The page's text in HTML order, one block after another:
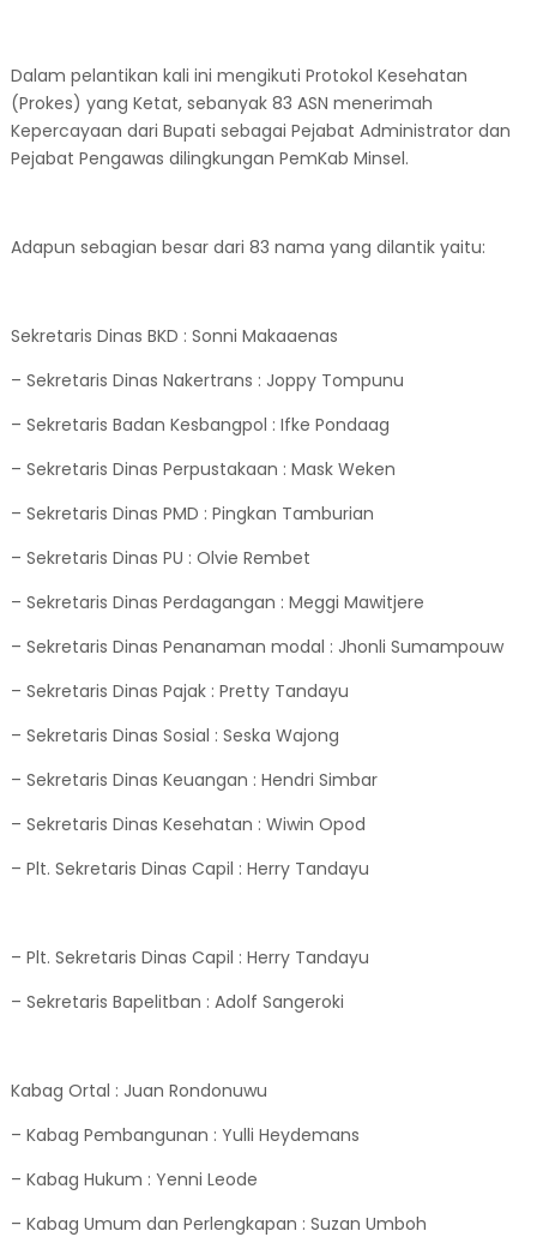
Dalam pelantikan kali ini mengikuti Protokol Kesehatan
(Prokes) yang Ketat, sebanyak 83 ASN menerimah
Kepercayaan dari Bupati sebagai Pejabat Administrator dan
Pejabat Pengawas dilingkungan PemKab Minsel.
Adapun sebagian besar dari 83 nama yang dilantik yaitu:
Sekretaris Dinas BKD : Sonni Makaaenas
– Sekretaris Dinas Nakertrans : Joppy Tompunu
– Sekretaris Badan Kesbangpol : Ifke Pondaag
– Sekretaris Dinas Perpustakaan : Mask Weken
– Sekretaris Dinas PMD : Pingkan Tamburian
– Sekretaris Dinas PU : Olvie Rembet
– Sekretaris Dinas Perdagangan : Meggi Mawitjere
– Sekretaris Dinas Penanaman modal : Jhonli Sumampouw
– Sekretaris Dinas Pajak : Pretty Tandayu
– Sekretaris Dinas Sosial : Seska Wajong
– Sekretaris Dinas Keuangan : Hendri Simbar
– Sekretaris Dinas Kesehatan : Wiwin Opod
– Plt. Sekretaris Dinas Capil : Herry Tandayu
– Plt. Sekretaris Dinas Capil : Herry Tandayu
– Sekretaris Bapelitban : Adolf Sangeroki
Kabag Ortal : Juan Rondonuwu
– Kabag Pembangunan : Yulli Heydemans
– Kabag Hukum : Yenni Leode
– Kabag Umum dan Perlengkapan : Suzan Umboh